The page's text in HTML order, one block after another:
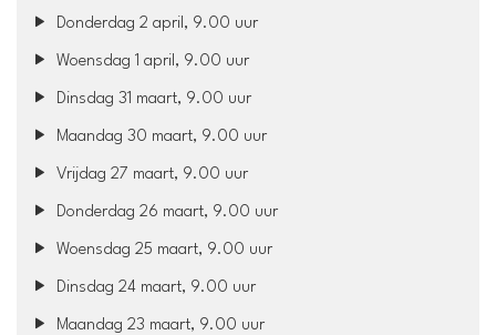
Donderdag 2 april, 9.00 uur
Woensdag 1 april, 9.00 uur
Dinsdag 31 maart, 9.00 uur
Maandag 30 maart, 9.00 uur
Vrijdag 27 maart, 9.00 uur
Donderdag 26 maart, 9.00 uur
Woensdag 25 maart, 9.00 uur
Dinsdag 24 maart, 9.00 uur
Maandag 23 maart, 9.00 uur